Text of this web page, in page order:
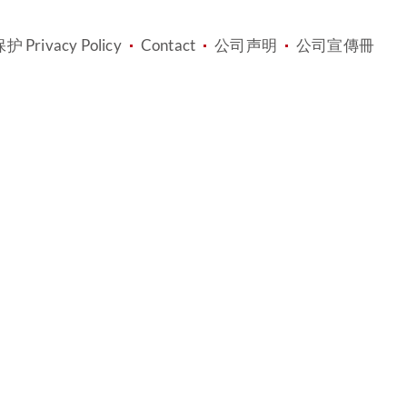
护 Privacy Policy Contact 公司声明 公司宣傳冊